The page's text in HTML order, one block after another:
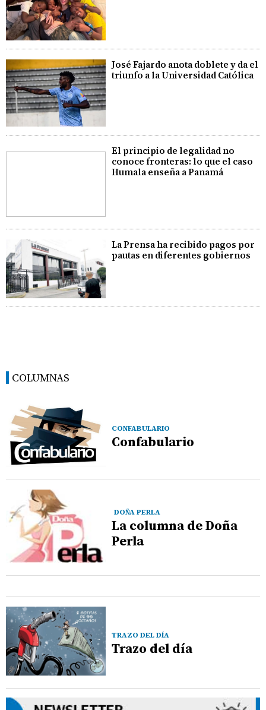
José Fajardo anota doblete y da el
triunfo a la Universidad Católica
El principio de legalidad no
conoce fronteras: lo que el caso
Humala enseña a Panamá
La Prensa ha recibido pagos por
pautas en diferentes gobiernos
COLUMNAS
CONFABULARIO
Confabulario
DOÑA PERLA
La columna de Doña
Perla
TRAZO DEL DÍA
Trazo del día